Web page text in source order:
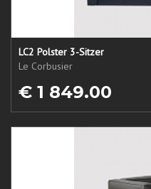
LC2 Polster 3-Sitzer
Le Corbusier
€ 1 849.00